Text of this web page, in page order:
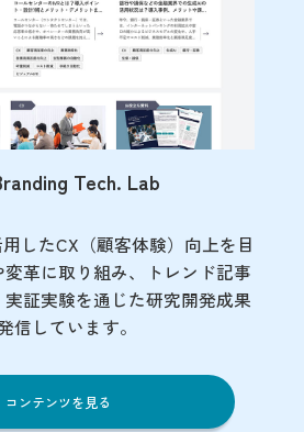
Tech. Lab
したCX（顧客体験）向上を目
革に取り組み、トレンド記事
証実験を通じた研究開発成果
信しています。
コンテンツを見る